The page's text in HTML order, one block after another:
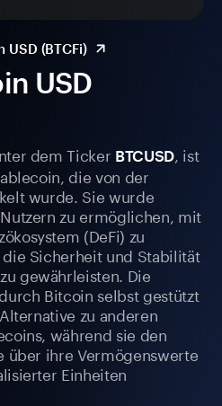
USD
dem Ticker BTCUSD, ist
die von der
wurde. Sie wurde
zu ermöglichen, mit
(DeFi) zu
Sicherheit und Stabilität
gewährleisten. Die
Bitcoin selbst gestützt
zu anderen
während sie den
über ihre Vermögenswerte
Einheiten
USD (BTCFi)